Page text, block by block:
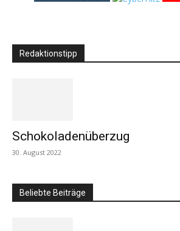
Redaktionstipp
Schokoladenüberzug
30. August 2022
Beliebte Beiträge